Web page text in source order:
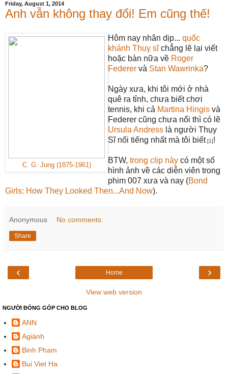
Friday, August 1, 2014
Anh vẫn không thay đổi! Em cũng thế!
C. G. Jung (1875-1961)
Hôm nay nhân dịp... quốc
khánh Thuỵ sĩchẳng lẽ lại viết
hoặc bàn nữa về Roger
Federer và Stan Wawrinka?
Ngày xưa, khi tôi mới ở nhà
quê ra tỉnh, chưa biết chơi
tennis, khi cả Martina Hingis và
Federer cũng chưa nổi thì có lẽ
Ursula Andress là người Thụy
Sĩ nổi tiếng nhất mà tôi biết [1]!
BTW, trong clip này có một số
hình ảnh về các diễn viên trong
phim 007 xưa và nay (Bond
Girls: How They Looked Then...And Now).
Anonymous No comments:
Share
‹ ›
Home
View web version
NGƯỜI ĐÓNG GÓP CHO BLOG
ANN
Agiành
Binh Pham
Bui Viet Ha